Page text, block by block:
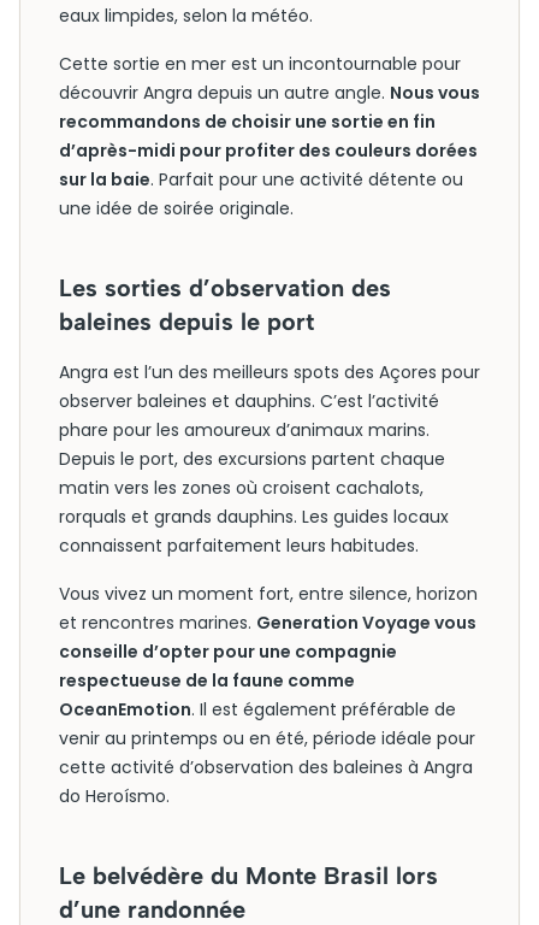
eaux limpides, selon la météo.
Cette sortie en mer est un incontournable pour
découvrir Angra depuis un autre angle. Nous vous
recommandons de choisir une sortie en fin
d’après-midi pour profiter des couleurs dorées
sur la baie. Parfait pour une activité détente ou
une idée de soirée originale.
Les sorties d’observation des
baleines depuis le port
Angra est l’un des meilleurs spots des Açores pour
observer baleines et dauphins. C’est l’activité
phare pour les amoureux d’animaux marins.
Depuis le port, des excursions partent chaque
matin vers les zones où croisent cachalots,
rorquals et grands dauphins. Les guides locaux
connaissent parfaitement leurs habitudes.
Vous vivez un moment fort, entre silence, horizon
et rencontres marines. Generation Voyage vous
conseille d’opter pour une compagnie
respectueuse de la faune comme
OceanEmotion. Il est également préférable de
venir au printemps ou en été, période idéale pour
cette activité d’observation des baleines à Angra
do Heroísmo.
Le belvédère du Monte Brasil lors
d’une randonnée